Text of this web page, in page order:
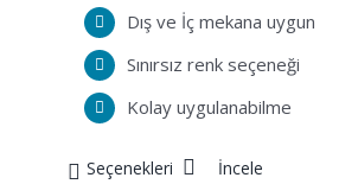
Dış ve İç mekana uygun
Sınırsız renk seçeneği
Kolay uygulanabilme
Seçenekleri
İncele